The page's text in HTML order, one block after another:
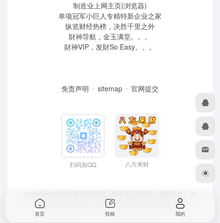
制造业上网主页(浏览器)
单项冠军小巨人专精特新企业之家
纵览财经热榜，决胜千里之外
財神导航，金玉满堂。。。
財神VIP，发財So Easy。。。
免责声明 sitemap 官网提交
扫码加QQ 八方来财
ICP备2022039259号
、 粤公网安备44190002007732号
首页 投稿 我的